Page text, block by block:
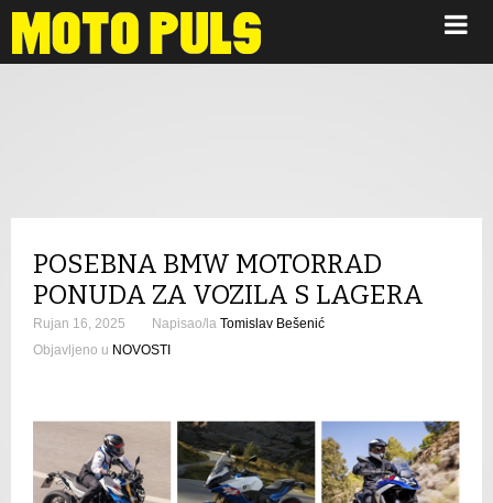
POSEBNA BMW MOTORRAD
PONUDA ZA VOZILA S LAGERA
Rujan 16, 2025 Napisao/la Tomislav Bešenić
Objavljeno u NOVOSTI